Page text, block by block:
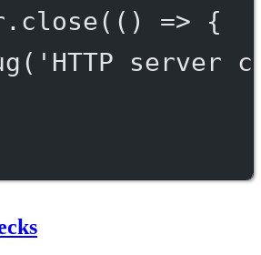
close(() => {
( 'HTTP server